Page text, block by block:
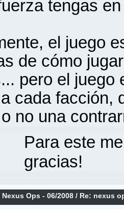
tengas
el juego
de cómo
pero el juego
cada facción,
no una
Para este
gracias!
Nexus Ops - 06/2008 / Re: nexus